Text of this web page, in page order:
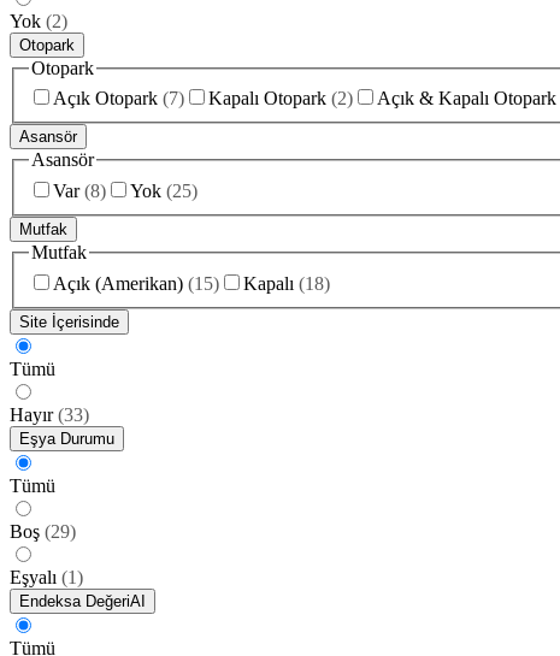
Yok (2)
Otopark
Otopark
Açık Otopark (7) Kapalı Otopark (2) Açık & Kapalı Otopark
Asansör
Asansör
Var (8) Yok (25)
Mutfak
Mutfak
Açık (Amerikan) (15) Kapalı (18)
Site İçerisinde
Tümü
Hayır (33)
Eşya Durumu
Tümü
Boş (29)
Eşyalı (1)
Endeksa DeğeriAI
Tümü